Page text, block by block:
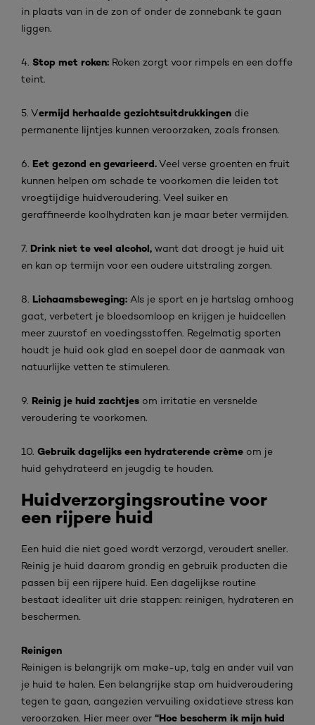
in plaats van in de zon of onder de zonnebank te gaan
liggen.
4. Stop met roken: Roken zorgt voor rimpels en een doffe
teint.
5. Vermijd herhaalde gezichtsuitdrukkingen die
permanente lijntjes kunnen veroorzaken, zoals fronsen.
6. Eet gezond en gevarieerd.Veel verse groenten en fruit
kunnen helpen om schade te voorkomen die leiden tot
vroegtijdige huidveroudering. Veel suiker en
geraffineerde koolhydraten kan je maar beter vermijden.
7. Drink niet te veel alcohol, want dat droogt je huid uit
en kan op termijn voor een oudere uitstraling zorgen.
8. Lichaamsbeweging: Als je sport en je hartslag omhoog
gaat, verbetert je bloedsomloop en krijgen je huidcellen
meer zuurstof en voedingsstoffen. Regelmatig sporten
houdt je huid ook glad en soepel door de aanmaak van
natuurlijke vetten te stimuleren.
9. Reinig je huid zachtjes om irritatie en versnelde
veroudering te voorkomen.
10. Gebruik dagelijks een hydraterende crème om je
huid gehydrateerd en jeugdig te houden.
Huidverzorgingsroutine voor
een rijpere huid
Een huid die niet goed wordt verzorgd, veroudert sneller.
Reinig je huid daarom grondig en gebruik producten die
passen bij een rijpere huid. Een dagelijkse routine
bestaat idealiter uit drie stappen: reinigen, hydrateren en
beschermen.
Reinigen
Reinigen is belangrijk om make-up, talg en ander vuil van
je huid te halen. Een belangrijke stap om huidveroudering
tegen te gaan, aangezien vervuiling oxidatieve stress kan
veroorzaken. Hier meer over “Hoe bescherm ik mijn huid